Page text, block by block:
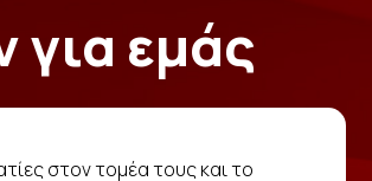
για εμάς
στον τομέα τους και το